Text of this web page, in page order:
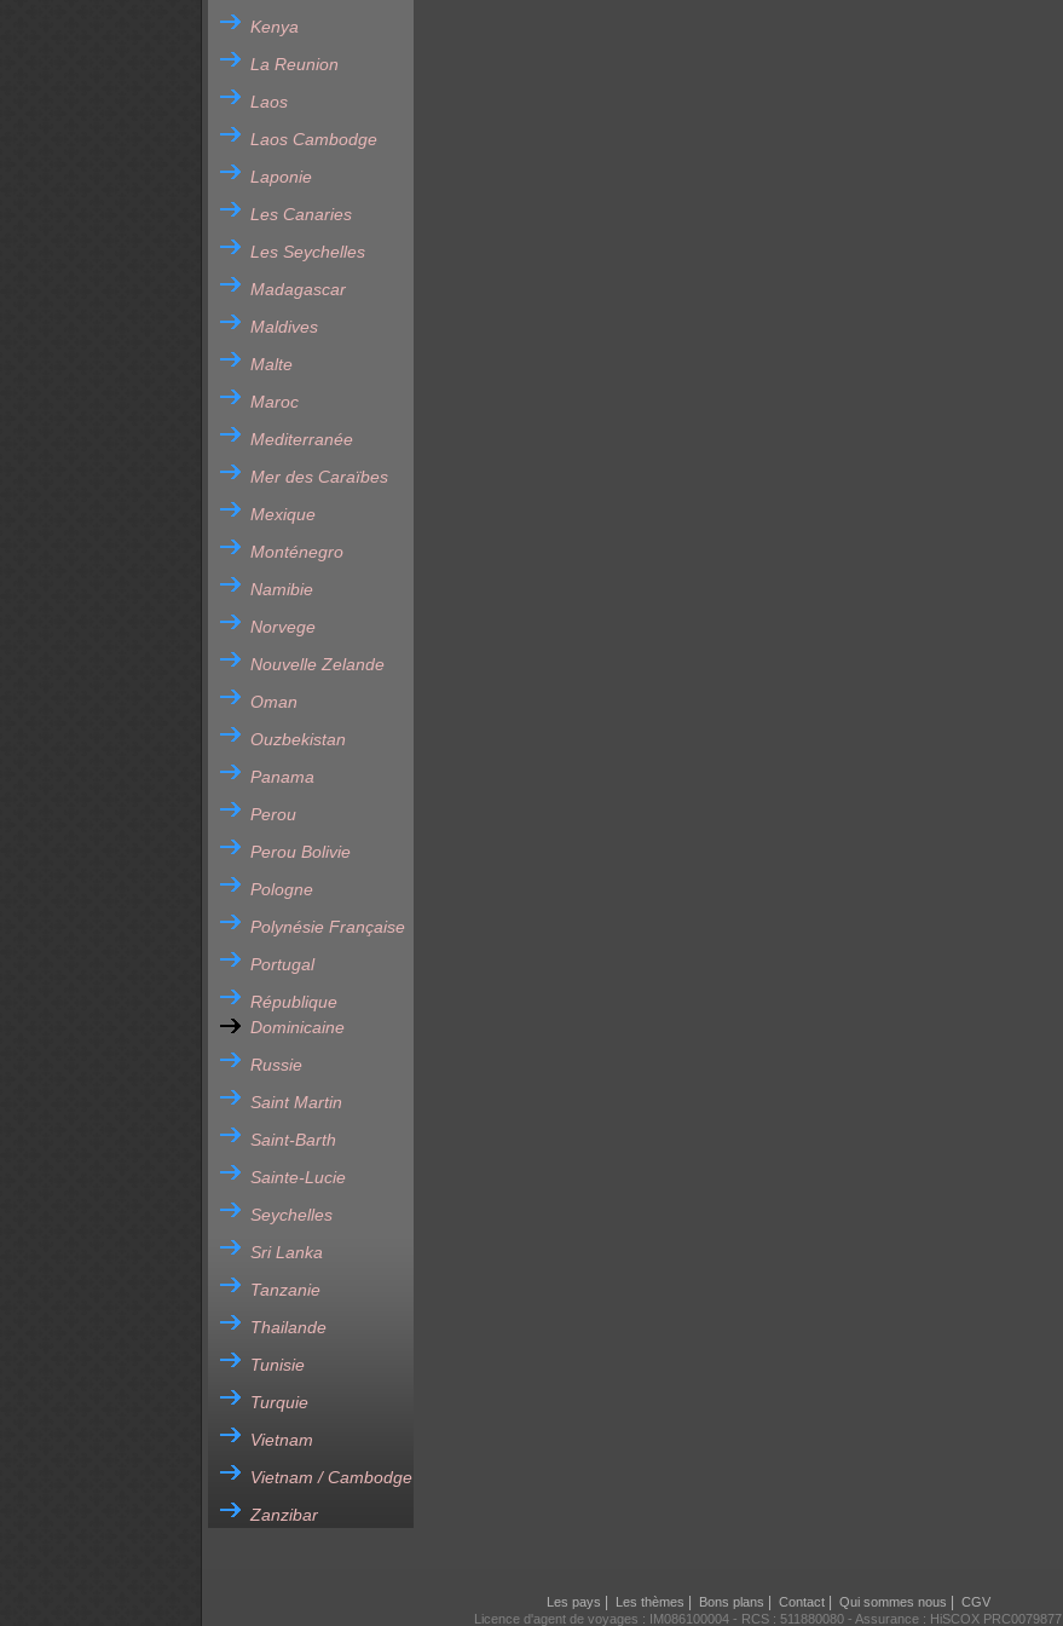
Kenya
La Reunion
Laos
Laos Cambodge
Laponie
Les Canaries
Les Seychelles
Madagascar
Maldives
Malte
Maroc
Mediterranée
Mer des Caraïbes
Mexique
Monténegro
Namibie
Norvege
Nouvelle Zelande
Oman
Ouzbekistan
Panama
Perou
Perou Bolivie
Pologne
Polynésie Française
Portugal
République
Dominicaine
Russie
Saint Martin
Saint-Barth
Sainte-Lucie
Seychelles
Sri Lanka
Tanzanie
Thailande
Tunisie
Turquie
Vietnam
Vietnam / Cambodge
Zanzibar
Les pays Les thèmes Bons plans Contact| Qui sommes nous
CGV
Licence d'agent de voyages : IM086100004 - RCS : 511880080 - Assurance : HiSCOX PRC0079877